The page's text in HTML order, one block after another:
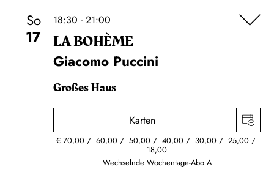
So
17
18:30 - 21:00
LA BOHÈME
Giacomo Puccini
Großes Haus
Karten
€ 70,00 60,00 50,00 40,00 30,00 25,00
18,00
Wechselnde Wochentage-Abo A